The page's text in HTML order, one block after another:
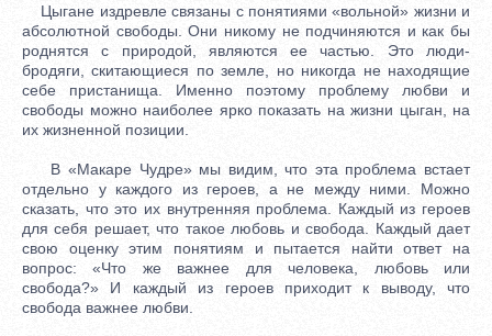
Цыгане издревле связаны с понятиями «вольной» жизни и
абсолютной свободы. Они никому не подчиняются и как бы
роднятся с природой, являются ее частью. Это люди-
бродяги, скитающиеся по земле, но никогда не находящие
себе пристанища. Именно поэтому проблему любви и
свободы можно наиболее ярко показать на жизни цыган, на
их жизненной позиции.
В «Макаре Чудре» мы видим, что эта проблема встает
отдельно у каждого из героев, а не между ними. Можно
сказать, что это их внутренняя проблема. Каждый из героев
для себя решает, что такое любовь и свобода. Каждый дает
свою оценку этим понятиям и пытается найти ответ на
вопрос: «Что же важнее для человека, любовь или
свобода?» И каждый из героев приходит к выводу, что
свобода важнее любви.